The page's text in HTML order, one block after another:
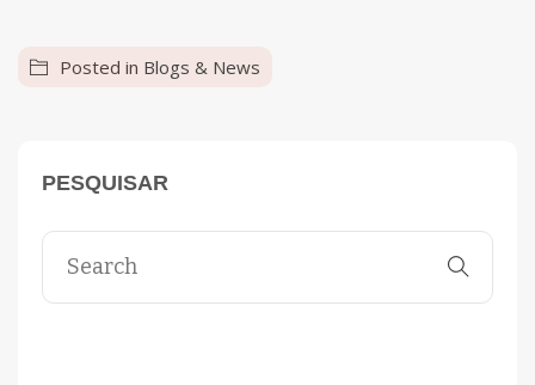
Posted in Blogs & News
PESQUISAR